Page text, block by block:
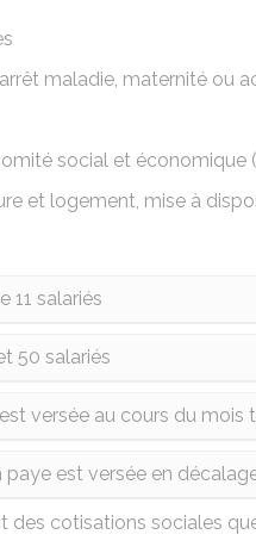
maladie, maternité ou
social et économique
et logement, mise à
11 salariés
50 salariés
versée au cours du mois
paye est versée en
cotisations sociales